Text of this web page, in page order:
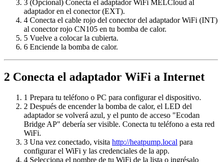
3 (Opcional) Conecta el adaptador WiFi MELCloud al
adaptador en el conector (EXT).
4 Conecta el cable rojo del conector del adaptador WiFi (INT)
al conector rojo CN105 en tu bomba de calor.
5 Vuelve a colocar la cubierta.
6 Enciende la bomba de calor.
2 Conecta el adaptador WiFi a Internet
1 Prepara tu teléfono o PC para configurar el dispositivo.
2 Después de encender la bomba de calor, el LED del
adaptador se volverá azul, y el punto de acceso "Ecodan
Bridge AP" debería ser visible. Conecta tu teléfono a esta red
WiFi.
3 Una vez conectado, visita http://heatpump.local para
configurar el WiFi y las credenciales de la app.
4 Selecciona el nombre de tu WiFi de la lista o ingrésalo